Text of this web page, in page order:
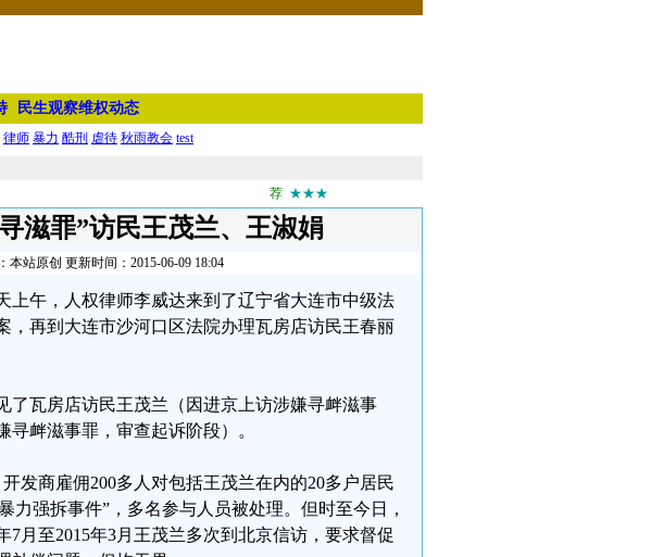
民生观察维权动态
律师 暴力 酷刑 虐待 秋雨教会 test
荐 ★★★
滋罪”访民王茂兰、王淑娟
本站原创 更新时间：2015-06-09 18:04
上午，人权律师李威达来到了辽宁省大连市中级法
，再到大连市沙河口区法院办理瓦房店访民王春丽
了瓦房店访民王茂兰（因进京上访涉嫌寻衅滋事
衅滋事罪，审查起诉阶段）。
发商雇佣200多人对包括王茂兰在内的20多户居民
力强拆事件”，多名参与人员被处理。但时至今日，
月至2015年3月王茂兰多次到北京信访，要求督促